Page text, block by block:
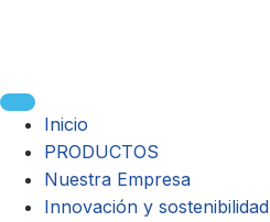
Inicio
PRODUCTOS
Nuestra Empresa
Innovación y sostenibilidad